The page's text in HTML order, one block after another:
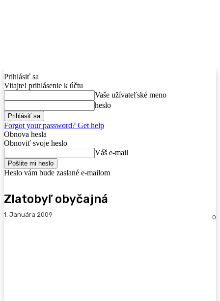
Prihlásiť sa
Vitajte! prihlásenie k účtu
Vaše užívateľské meno
heslo
Forgot your password? Get help
Obnova hesla
Obnoviť svoje heslo
Váš e-mail
Heslo vám bude zaslané e-mailom
Zlatobyľ obyčajná
1. Januára 2009 0